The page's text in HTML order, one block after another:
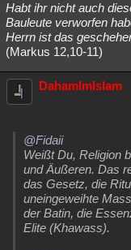
Habt ihr nicht auch
Bauleute verworfen
Herrn ist das
(Markus 12,10-11)
DahamImIslam
@Fidaii
Weißt Du, Religion
und Äußeren. Das
das Gesetz, die
uneingeweihte
der Batin, die
Elite (Khawass).